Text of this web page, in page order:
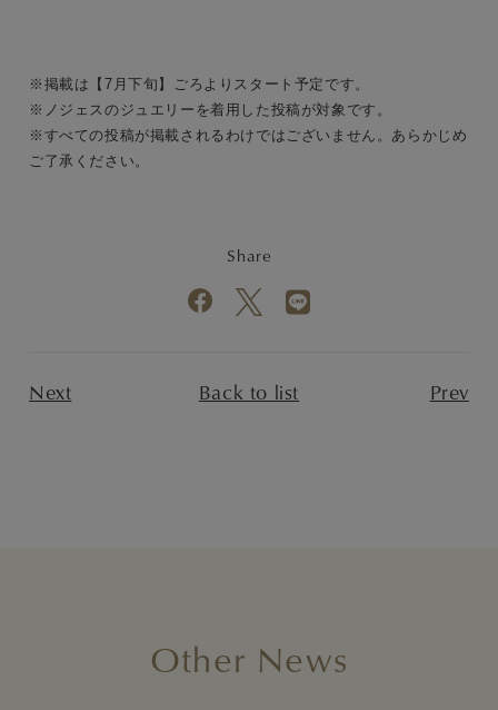
※掲載は【7月下旬】ごろよりスタート予定です。
※ノジェスのジュエリーを着用した投稿が対象です。
※すべての投稿が掲載されるわけではございません。あらかじめ
ご了承ください。
Share
Prev
Back to list
Next
Other News